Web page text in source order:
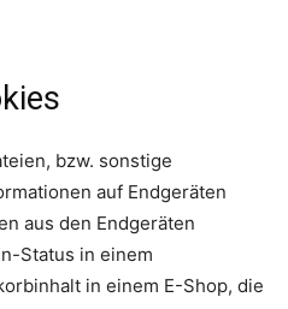
bzw. sonstige
auf Endgeräten
aus den Endgeräten
Status in einem
in einem E-Shop, die